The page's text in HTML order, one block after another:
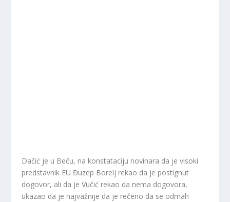
Dačić je u Beču, na konstataciju novinara da je visoki
predstavnik EU Đuzep Borelj rekao da je postignut
dogovor, ali da je Vučić rekao da nema dogovora,
ukazao da je najvažnije da je rečeno da se odmah